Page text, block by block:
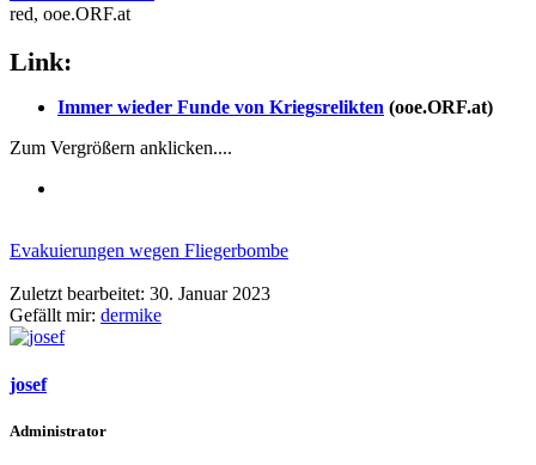
red, ooe.ORF.at
Link:
Immer wieder Funde von Kriegsrelikten (ooe.ORF.at)
Zum Vergrößern anklicken....
Evakuierungen wegen Fliegerbombe
Zuletzt bearbeitet: 30. Januar 2023
Gefällt mir: dermike
josef
Administrator